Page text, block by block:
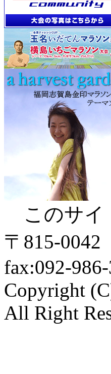
このサイ
〒815-
fax:092-
Copyright
All Right